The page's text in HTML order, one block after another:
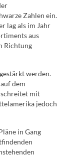
Zahlen ein.
lag als im Jahr
aus
Richtung
werden.
dem
mit
jedoch
in Gang